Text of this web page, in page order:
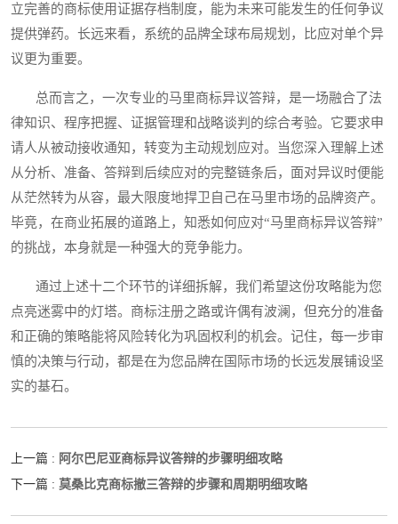
立完善的商标使用证据存档制度，能为未来可能发生的任何争议
提供弹药。长远来看，系统的品牌全球布局规划，比应对单个异
议更为重要。
总而言之，一次专业的马里商标异议答辩，是一场融合了法
律知识、程序把握、证据管理和战略谈判的综合考验。它要求申
请人从被动接收通知，转变为主动规划应对。当您深入理解上述
从分析、准备、答辩到后续应对的完整链条后，面对异议时便能
从茫然转为从容，最大限度地捍卫自己在马里市场的品牌资产。
毕竟，在商业拓展的道路上，知悉如何应对“马里商标异议答辩”
的挑战，本身就是一种强大的竞争能力。
通过上述十二个环节的详细拆解，我们希望这份攻略能为您
点亮迷雾中的灯塔。商标注册之路或许偶有波澜，但充分的准备
和正确的策略能将风险转化为巩固权利的机会。记住，每一步审
慎的决策与行动，都是在为您品牌在国际市场的长远发展铺设坚
实的基石。
上一篇 : 阿尔巴尼亚商标异议答辩的步骤明细攻略
下一篇 : 莫桑比克商标撤三答辩的步骤和周期明细攻略